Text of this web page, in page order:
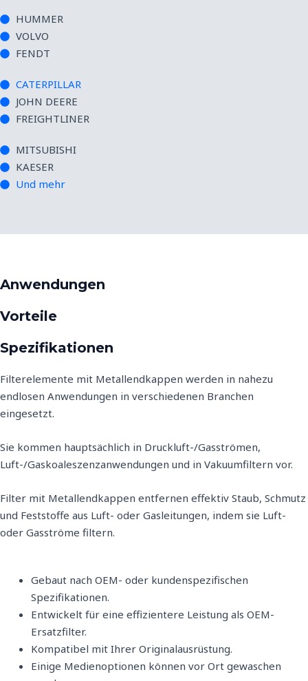
HUMMER
VOLVO
FENDT
CATERPILLAR
JOHN DEERE
FREIGHTLINER
MITSUBISHI
KAESER
Und mehr
Anwendungen
Vorteile
Spezifikationen
Filterelemente mit Metallendkappen werden in nahezu
endlosen Anwendungen in verschiedenen Branchen
eingesetzt.
Sie kommen hauptsächlich in Druckluft-/Gasströmen,
Luft-/Gaskoaleszenzanwendungen und in Vakuumfiltern vor.
Filter mit Metallendkappen entfernen effektiv Staub, Schmutz
und Feststoffe aus Luft- oder Gasleitungen, indem sie Luft-
oder Gasströme filtern.
Gebaut nach OEM- oder kundenspezifischen
Spezifikationen.
Entwickelt für eine effizientere Leistung als OEM-
Ersatzfilter.
Kompatibel mit Ihrer Originalausrüstung.
Einige Medienoptionen können vor Ort gewaschen